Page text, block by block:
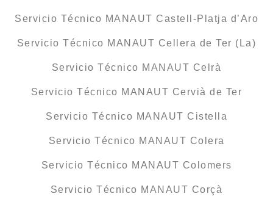
Servicio Técnico MANAUT Castell-Platja d’Aro
Servicio Técnico MANAUT Cellera de Ter (La)
Servicio Técnico MANAUT Celrà
Servicio Técnico MANAUT Cervià de Ter
Servicio Técnico MANAUT Cistella
Servicio Técnico MANAUT Colera
Servicio Técnico MANAUT Colomers
Servicio Técnico MANAUT Corçà